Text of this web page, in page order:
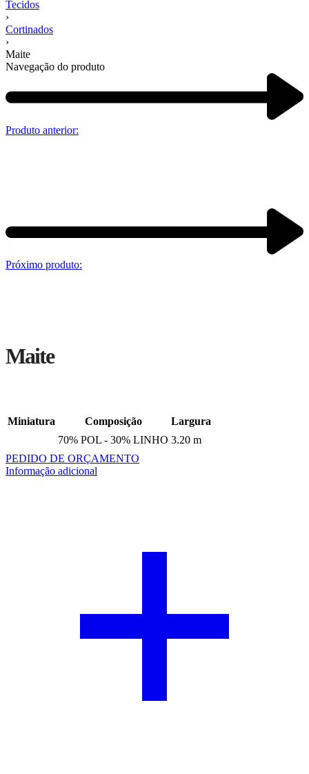
Tecidos
›
Cortinados
›
Maite
Navegação do produto
Produto anterior:
Próximo produto:
Maite
Miniatura Composição
Largura
70% POL - 30% LINHO 3.20 m
PEDIDO DE ORÇAMENTO
Informação adicional